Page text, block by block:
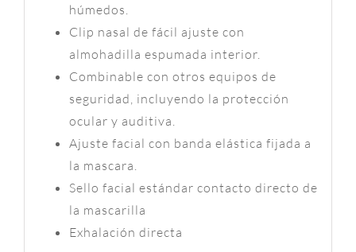
húmedos.
Clip nasal de fácil ajuste con
almohadilla espumada interior.
Combinable con otros equipos de
seguridad, incluyendo la protección
ocular y auditiva.
Ajuste facial con banda elástica fijada a
la mascara.
Sello facial estándar contacto directo de
la mascarilla
Exhalación directa